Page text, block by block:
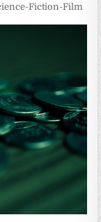
Fiction-Film